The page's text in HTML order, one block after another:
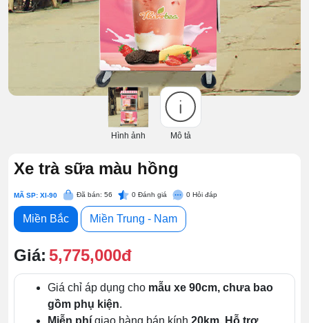
Hình ảnh Mô tả
Xe trà sữa màu hồng
MÃ SP: XI-90 Đã bán: 56 0 Đánh giá 0 Hỏi đáp
Miền Bắc Miền Trung - Nam
Giá: 5,775,000đ
Giá chỉ áp dụng cho mẫu xe 90cm, chưa bao
gồm phụ kiện.
Miễn phí giao hàng bán kính 20km. Hỗ trợ